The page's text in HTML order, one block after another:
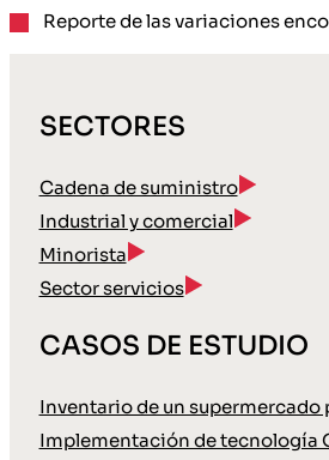
Reporte de las variaciones
SECTORES
Cadena de suministro
Industrial y comercial
Minorista
Sector servicios
CASOS DE ESTUDIO
Inventario de un supermercado
Implementación de tecnología